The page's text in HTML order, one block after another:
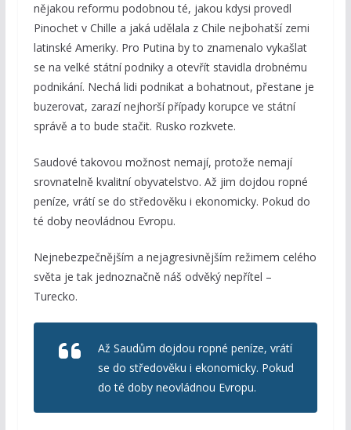
nějakou reformu podobnou té, jakou kdysi provedl
Pinochet v Chille a jaká udělala z Chile nejbohatší zemi
latinské Ameriky. Pro Putina by to znamenalo vykašlat
se na velké státní podniky a otevřít stavidla drobnému
podnikání. Nechá lidi podnikat a bohatnout, přestane je
buzerovat, zarazí nejhorší případy korupce ve státní
správě a to bude stačit. Rusko rozkvete.
Saudové takovou možnost nemají, protože nemají
srovnatelně kvalitní obyvatelstvo. Až jim dojdou ropné
peníze, vrátí se do středověku i ekonomicky. Pokud do
té doby neovládnou Evropu.
Nejnebezpečnějším a nejagresivnějším režimem celého
světa je tak jednoznačně náš odvěký nepřítel –
Turecko.
Až Saudům dojdou ropné peníze, vrátí
se do středověku i ekonomicky. Pokud
do té doby neovládnou Evropu.